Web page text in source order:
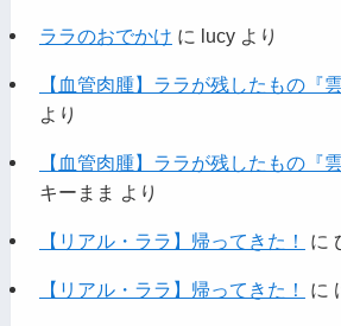
ララのおでかけ に lucyより
【血管肉腫】ララが残したもの『
より
【血管肉腫】ララが残したもの『
キーまま より
【リアル・ララ】帰ってきた！ に
【リアル・ララ】帰ってきた！ に